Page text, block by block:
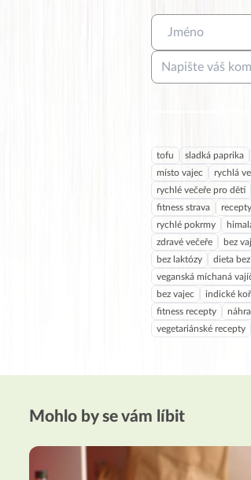
tofu sladká paprika
místo vajec
rychlá
rychlé večeře pro děti
fitness strava
rychlé pokrmy
zdravé večeře
bez
bez laktózy
dieta
veganská míchaná
bez vajec
indické
fitness recepty
vegetariánské recepty
Mohlo by se vám líbit